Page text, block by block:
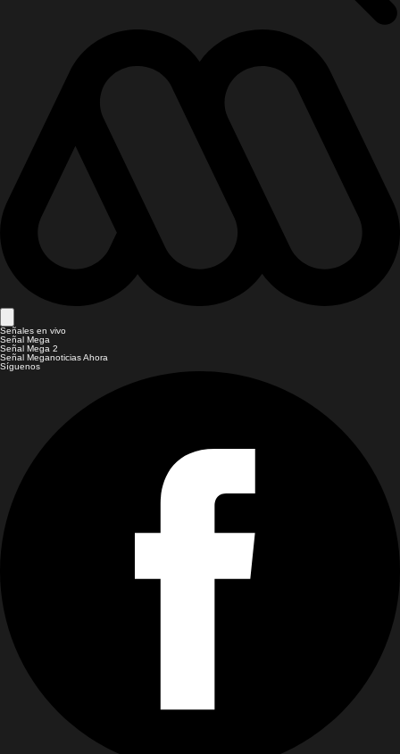
Señales en vivo
Señal Mega
Señal Mega 2
Señal Meganoticias Ahora
Síguenos